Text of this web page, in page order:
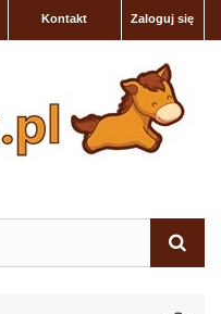
Zaloguj się
Kontakt